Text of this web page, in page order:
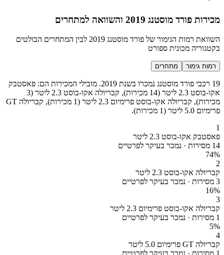
מכירות פורד מוסטנג 2019 והשוואה למתחרים
השוואת רמות הגימור של פורד מוסטנג 2019 לבין המתחרים הבולטים
בקטגוריה מכונית ספורט
רמות גימור מתחרים
19 רכבי פורד מוסטנג נמכרו בשנת 2019. מובילי המכירות הם: פאסטבק
אקו-בוסט 2.3 ליטר (14 מכירות), קבריולה אקו-בוסט 2.3 ליטר (3
מכירות), קבריולה אקו-בוסט פרימיום 2.3 ליטר (1 מכירות), קבריולה GT
פרימיום 5.0 ליטר (1 מכירות).
1
פאסטבק אקו-בוסט 2.3 ליטר
14 מסירות · נמכר בעיקר לפרטיים
74%
2
קבריולה אקו-בוסט 2.3 ליטר
3 מסירות · נמכר בעיקר לפרטיים
16%
3
קבריולה אקו-בוסט פרימיום 2.3 ליטר
1 מסירות · נמכר בעיקר לפרטיים
5%
4
קבריולה GT פרימיום 5.0 ליטר